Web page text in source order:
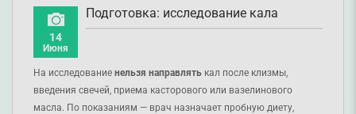
14
Июня
Подготовка: исследование кала
На исследование нельзя направлять кал после клизмы,
введения свечей, приема касторового или вазелинового
масла. По показаниям — врач назначает пробную диету,